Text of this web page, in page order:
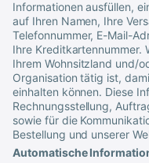
Informationen ausfüllen,
auf Ihren Namen, Ihre
Telefonnummer, E-Mail-
Ihre Kreditkartennummer.
Ihrem Wohnsitzland und/
Organisation tätig ist,
einhalten können. Diese
Rechnungsstellung,
sowie für die
Bestellung und unserer
Automatische